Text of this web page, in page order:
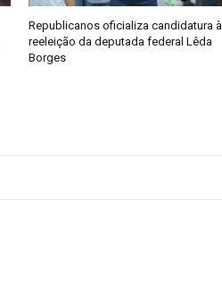
Republicanos oficializa candidatura à
reeleição da deputada federal Lêda
Borges